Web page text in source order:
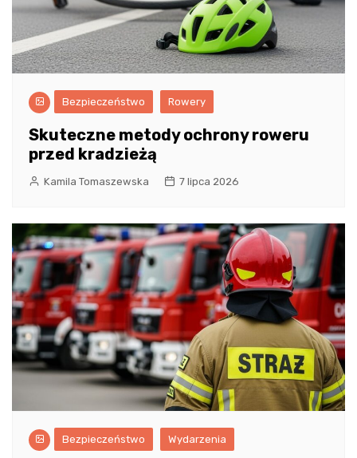
Bezpieczeństwo Rowery
Skuteczne metody ochrony roweru
przed kradzieżą
Kamila Tomaszewska 7 lipca 2026
Bezpieczeństwo Wydarzenia